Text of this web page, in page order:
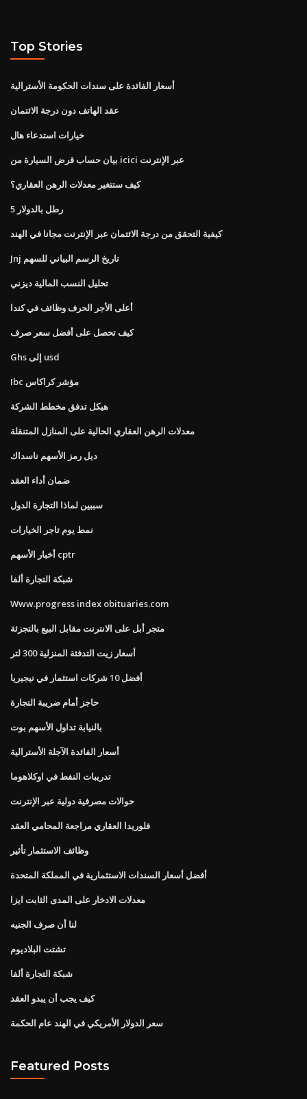
Top Stories
أسعار الفائدة على سندات الحكومة الأسترالية
عقد الهاتف دون درجة الائتمان
خيارات استدعاء هال
بيان حساب قرض السيارة من icici عبر الإنترنت
كيف ستتغير معدلات الرهن العقاري؟
5 رطل بالدولار
كيفية التحقق من درجة الائتمان عبر الإنترنت مجانا في الهند
Jnj تاريخ الرسم البياني للسهم
تحليل النسب المالية ديزني
أعلى الأجر الحرف وظائف في كندا
كيف تحصل على أفضل سعر صرف
Ghs إلى usd
Ibc مؤشر كراكاس
هيكل تدفق مخطط الشركة
معدلات الرهن العقاري الحالية على المنازل المتنقلة
ديل رمز الأسهم ناسداك
ضمان أداء العقد
سببين لماذا التجارة الدول
نمط يوم تاجر الخيارات
أخبار الأسهم cptr
شبكة التجارة ألفا
Www.progress index obituaries.com
متجر أبل على الانترنت مقابل البيع بالتجزئة
أسعار زيت التدفئة المنزلية 300 لتر
أفضل 10 شركات استثمار في نيجيريا
حاجز أمام ضريبة التجارة
بالنيابة تداول الأسهم بوت
أسعار الفائدة الآجلة الأسترالية
تدريبات النفط في اوكلاهوما
حوالات مصرفية دولية عبر الإنترنت
فلوريدا العقاري مراجعة المحامي العقد
وظائف الاستثمار تأثير
أفضل أسعار السندات الاستثمارية في المملكة المتحدة
معدلات الادخار على المدى الثابت ايزا
لنا أن صرف الجنيه
تشتت البلاديوم
شبكة التجارة ألفا
كيف يجب أن يبدو العقد
سعر الدولار الأمريكي في الهند عام الحكمة
Featured Posts